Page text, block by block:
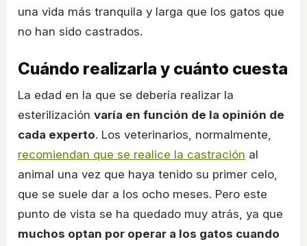
una vida más tranquila y larga que los gatos que
no han sido castrados.
Cuándo realizarla y cuánto cuesta
La edad en la que se debería realizar la
esterilización varía en función de la opinión de
cada experto. Los veterinarios, normalmente,
recomiendan que se realice la castración al
animal una vez que haya tenido su primer celo,
que se suele dar a los ocho meses. Pero este
punto de vista se ha quedado muy atrás, ya que
muchos optan por operar a los gatos cuando